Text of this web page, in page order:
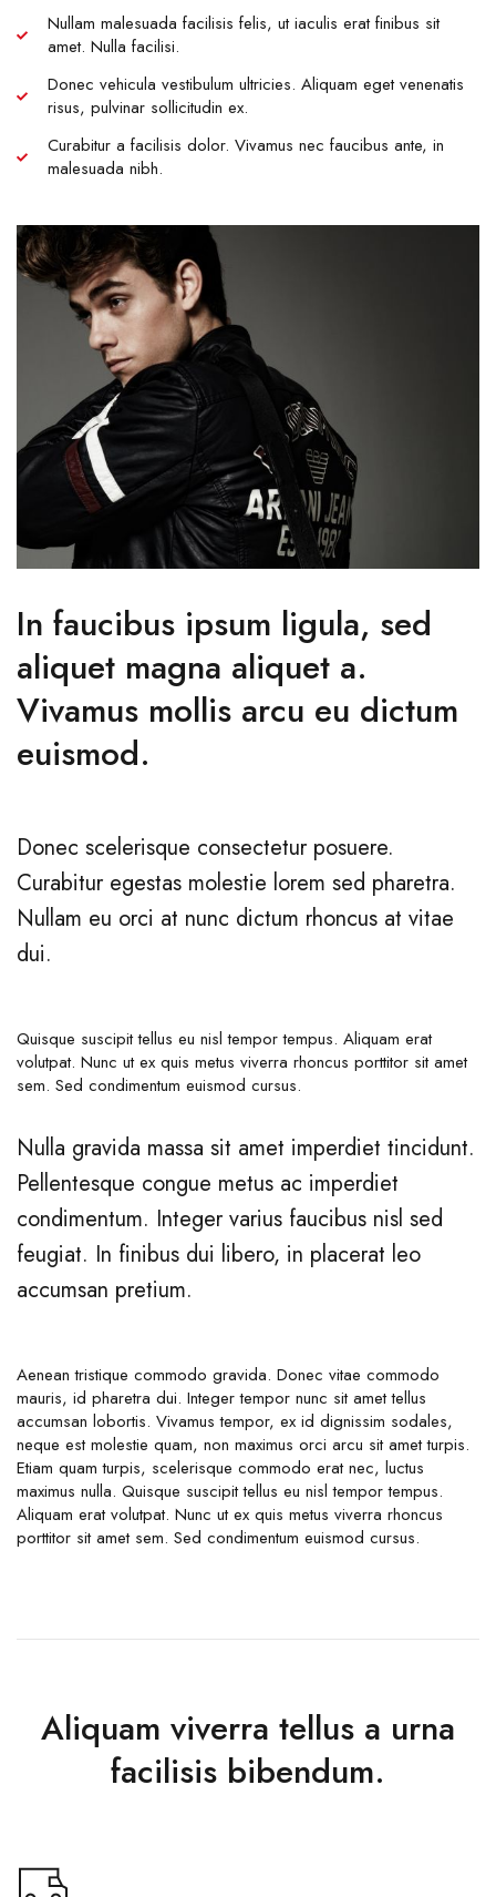
Nullam malesuada facilisis felis, ut iaculis erat finibus sit
amet. Nulla facilisi.
Donec vehicula vestibulum ultricies. Aliquam eget venenatis
risus, pulvinar sollicitudin ex.
Curabitur a facilisis dolor. Vivamus nec faucibus ante, in
malesuada nibh.
In faucibus ipsum ligula, sed
aliquet magna aliquet a.
Vivamus mollis arcu eu dictum
euismod.
Donec scelerisque consectetur posuere.
Curabitur egestas molestie lorem sed pharetra.
Nullam eu orci at nunc dictum rhoncus at vitae
dui.
Quisque suscipit tellus eu nisl tempor tempus. Aliquam erat
volutpat. Nunc ut ex quis metus viverra rhoncus porttitor sit amet
sem. Sed condimentum euismod cursus.
Nulla gravida massa sit amet imperdiet tincidunt.
Pellentesque congue metus ac imperdiet
condimentum. Integer varius faucibus nisl sed
feugiat. In finibus dui libero, in placerat leo
accumsan pretium.
Aenean tristique commodo gravida. Donec vitae commodo
mauris, id pharetra dui. Integer tempor nunc sit amet tellus
accumsan lobortis. Vivamus tempor, ex id dignissim sodales,
neque est molestie quam, non maximus orci arcu sit amet turpis.
Etiam quam turpis, scelerisque commodo erat nec, luctus
maximus nulla. Quisque suscipit tellus eu nisl tempor tempus.
Aliquam erat volutpat. Nunc ut ex quis metus viverra rhoncus
porttitor sit amet sem. Sed condimentum euismod cursus.
Aliquam viverra tellus a urna
facilisis bibendum.